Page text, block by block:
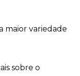
maior variedade
sobre o